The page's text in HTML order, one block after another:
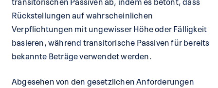
Rückstellungen auf wahrscheinlichen
Verpflichtungen mit ungewisser Höhe oder Fälligkeit
basieren, während transitorische Passiven für bereits
bekannte Beträge verwendet werden.
Abgesehen von den gesetzlichen Anforderungen